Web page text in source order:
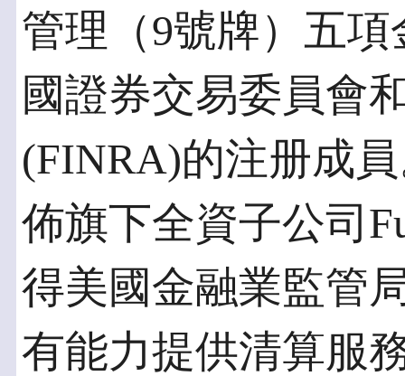
管理（9號牌）五項
國證券交易委員會
(FINRA)的注册成
佈旗下全資子公司
得美國金融業監管
有能力提供清算服